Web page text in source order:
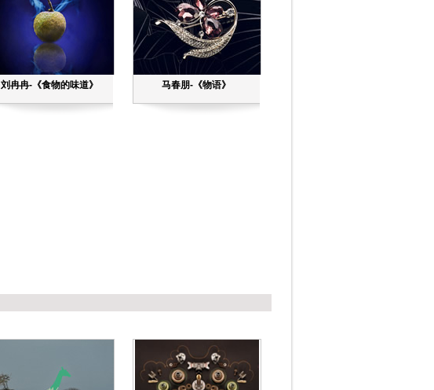
刘冉冉-《食物的味道》 马春朋-《物语》